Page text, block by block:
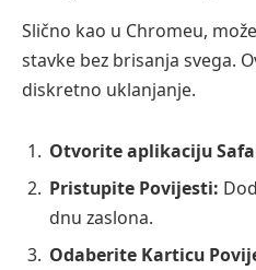
Slično kao u Chromeu,
stavke bez brisanja svega.
diskretno uklanjanje.
Otvorite aplikaciju
Pristupite Povijesti:
dnu zaslona.
Odaberite Karticu